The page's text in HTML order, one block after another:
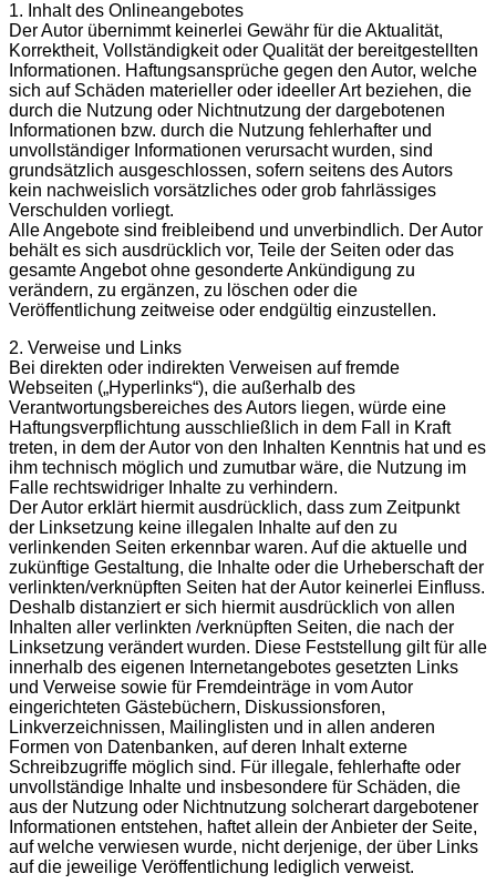
1. Inhalt des Onlineangebotes
Der Autor übernimmt keinerlei Gewähr für die Aktualität,
Korrektheit, Vollständigkeit oder Qualität der bereitgestellten
Informationen. Haftungsansprüche gegen den Autor, welche
sich auf Schäden materieller oder ideeller Art beziehen, die
durch die Nutzung oder Nichtnutzung der dargebotenen
Informationen bzw. durch die Nutzung fehlerhafter und
unvollständiger Informationen verursacht wurden, sind
grundsätzlich ausgeschlossen, sofern seitens des Autors
kein nachweislich vorsätzliches oder grob fahrlässiges
Verschulden vorliegt.
Alle Angebote sind freibleibend und unverbindlich. Der Autor
behält es sich ausdrücklich vor, Teile der Seiten oder das
gesamte Angebot ohne gesonderte Ankündigung zu
verändern, zu ergänzen, zu löschen oder die
Veröffentlichung zeitweise oder endgültig einzustellen.
2. Verweise und Links
Bei direkten oder indirekten Verweisen auf fremde
Webseiten („Hyperlinks“), die außerhalb des
Verantwortungsbereiches des Autors liegen, würde eine
Haftungsverpflichtung ausschließlich in dem Fall in Kraft
treten, in dem der Autor von den Inhalten Kenntnis hat und es
ihm technisch möglich und zumutbar wäre, die Nutzung im
Falle rechtswidriger Inhalte zu verhindern.
Der Autor erklärt hiermit ausdrücklich, dass zum Zeitpunkt
der Linksetzung keine illegalen Inhalte auf den zu
verlinkenden Seiten erkennbar waren. Auf die aktuelle und
zukünftige Gestaltung, die Inhalte oder die Urheberschaft der
verlinkten/verknüpften Seiten hat der Autor keinerlei Einfluss.
Deshalb distanziert er sich hiermit ausdrücklich von allen
Inhalten aller verlinkten /verknüpften Seiten, die nach der
Linksetzung verändert wurden. Diese Feststellung gilt für alle
innerhalb des eigenen Internetangebotes gesetzten Links
und Verweise sowie für Fremdeinträge in vom Autor
eingerichteten Gästebüchern, Diskussionsforen,
Linkverzeichnissen, Mailinglisten und in allen anderen
Formen von Datenbanken, auf deren Inhalt externe
Schreibzugriffe möglich sind. Für illegale, fehlerhafte oder
unvollständige Inhalte und insbesondere für Schäden, die
aus der Nutzung oder Nichtnutzung solcherart dargebotener
Informationen entstehen, haftet allein der Anbieter der Seite,
auf welche verwiesen wurde, nicht derjenige, der über Links
auf die jeweilige Veröffentlichung lediglich verweist.